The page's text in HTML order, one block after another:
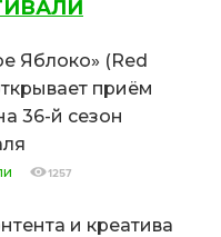
Яблоко» (Red
приём
36-й сезон
1257
и креатива